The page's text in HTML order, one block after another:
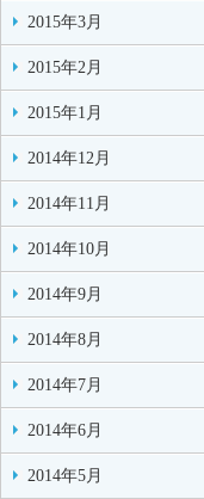
2015年3月
2015年2月
2015年1月
2014年12月
2014年11月
2014年10月
2014年9月
2014年8月
2014年7月
2014年6月
2014年5月